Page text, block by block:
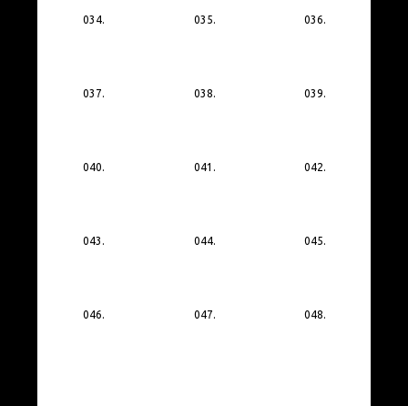
034. 035. 036.
037. 038. 039.
040. 041. 042.
043. 044. 045.
046. 047. 048.